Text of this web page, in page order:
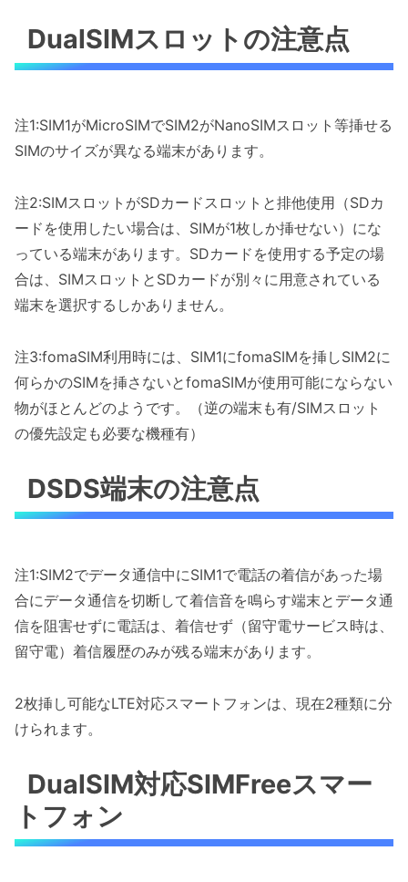
DualSIMスロットの注意点
注1:SIM1がMicroSIMでSIM2がNanoSIMスロット等挿せる
SIMのサイズが異なる端末があります。
注2:SIMスロットがSDカードスロットと排他使用（SDカ
ードを使用したい場合は、SIMが1枚しか挿せない）にな
っている端末があります。SDカードを使用する予定の場
合は、SIMスロットとSDカードが別々に用意されている
端末を選択するしかありません。
注3:fomaSIM利用時には、SIM1にfomaSIMを挿しSIM2に
何らかのSIMを挿さないとfomaSIMが使用可能にならない
物がほとんどのようです。（逆の端末も有/SIMスロット
の優先設定も必要な機種有）
DSDS端末の注意点
注1:SIM2でデータ通信中にSIM1で電話の着信があった場
合にデータ通信を切断して着信音を鳴らす端末とデータ通
信を阻害せずに電話は、着信せず（留守電サービス時は、
留守電）着信履歴のみが残る端末があります。
2枚挿し可能なLTE対応スマートフォンは、現在2種類に分
けられます。
DualSIM対応SIMFreeスマー
トフォン